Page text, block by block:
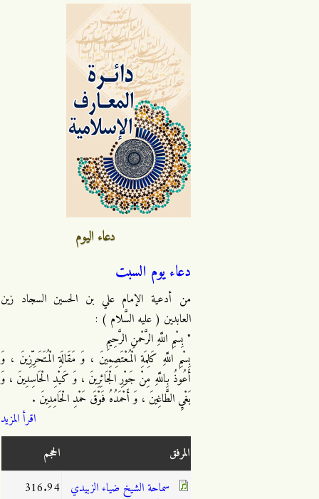
دعاء اليوم
دعاء يوم السبت
من أدعية الإمام علي بن الحسين السجاد زين
العابدين ( عليه السَّلام ) :
" بِسْمِ اللَّهِ الرَّحْمنِ الرَّحِيمِ
بِسْمِ اللَّهِ كَلِمَةِ الْمُعْتَصِمِينَ ، وَ مَقَالَةِ الْمُتَحَرِّزِينَ ، وَ
أَعُوذُ بِاللَّهِ مِنْ جَوْرِ الْجَائِرِينَ ، وَ كَيْدِ الْحَاسِدِينَ ، وَ
بَغْيِ الطَّاغِينَ ، وَ أَحْمَدُهُ فَوْقَ حَمْدِ الْحَامِدِينَ .
اقرأ المزيد
المرفق
الحجم
سماحة الشيخ ضياء الزبيدي 316.94